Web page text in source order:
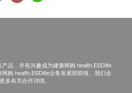
品，并有兴趣成为健康网购 health.ESDlife
购 health.ESDlife业务发展部联络。我们会
多有关合作详情。